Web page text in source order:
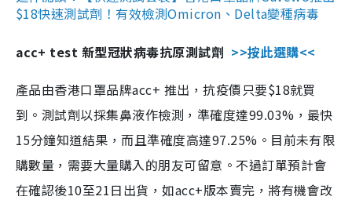
$18快速測試劑！有效檢測Omicron、Delta變種病毒
acc+ test 新型冠狀病毒抗原測試劑 >>按此選購<<
產品由香港口罩品牌acc+ 推出，抗疫價只要$18就買
到。測試劑以採集鼻液作檢測，準確度達99.03%，最快
15分鐘知道結果，而且準確度高達97.25%。目前未有限
購數量，需要大量購入的朋友可留意。不過訂單預計會
在確認後10至21日出貨，如acc+版本賣完，將有機會改